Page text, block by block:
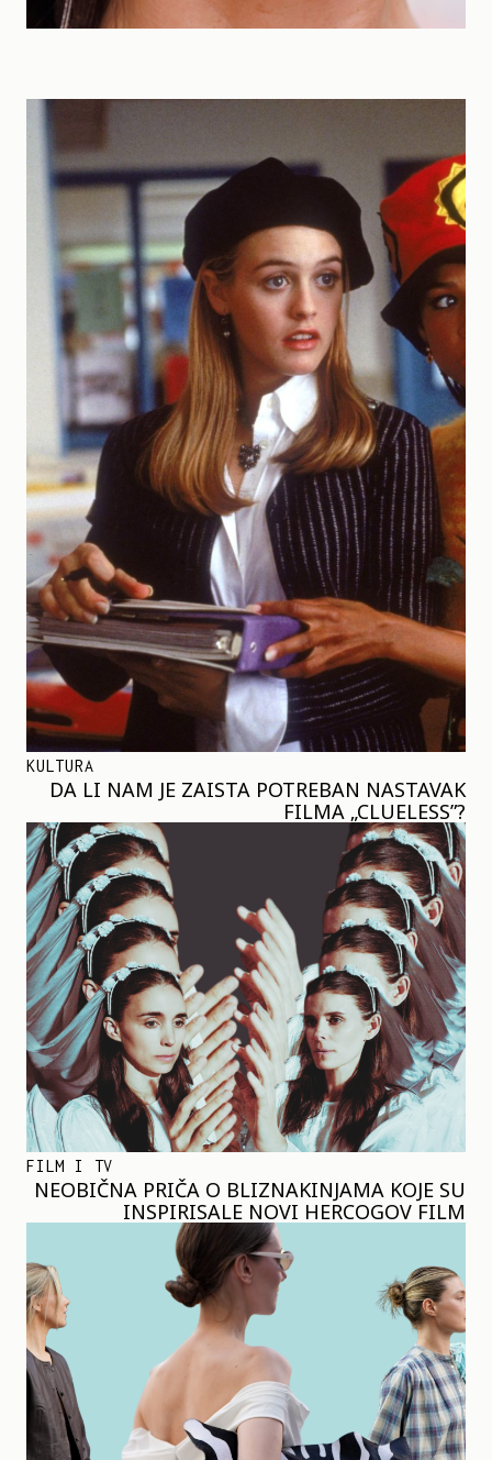
KULTURA
DA LI NAM JE ZAISTA POTREBAN NASTAVAK
FILMA „CLUELESS”?
FILM I TV
NEOBIČNA PRIČA O BLIZNAKINJAMA KOJE SU
INSPIRISALE NOVI HERCOGOV FILM